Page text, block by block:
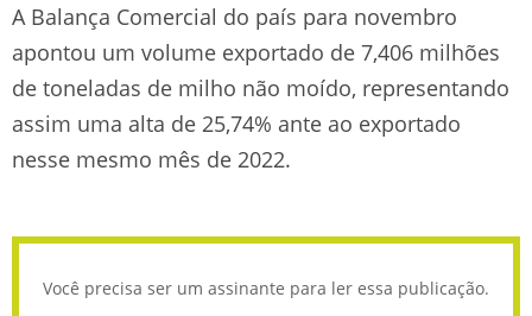
A Balança Comercial do país para novembro
apontou um volume exportado de 7,406 milhões
de toneladas de milho não moído, representando
assim uma alta de 25,74% ante ao exportado
nesse mesmo mês de 2022.
Você precisa ser um assinante para ler essa publicação.